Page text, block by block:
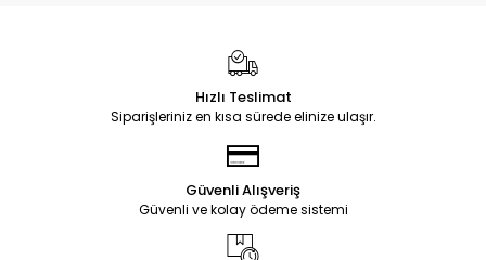
Hızlı Teslimat
Siparişleriniz en kısa sürede elinize ulaşır.
Güvenli Alışveriş
Güvenli ve kolay ödeme sistemi